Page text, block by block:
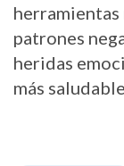
herramientas
patrones
heridas
más